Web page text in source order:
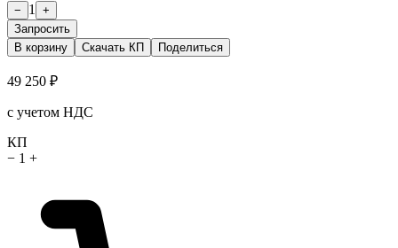
− 1
+
Запросить
В корзину
Скачать КП Поделиться
49 250 ₽
с учетом НДС
КП
− 1 +